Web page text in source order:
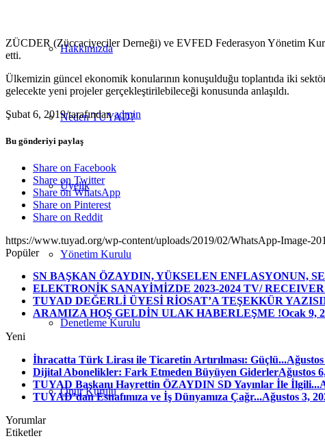
Hakkımızda
Neden TUYAD?
Üyelik
Yönetim Kurulu
Denetleme Kurulu
Onur Kurulu
ZÜCDER (Züccaciyeciler Derneği) ve EVFED Federasyon Yönetim
etti.
Ülkemizin güncel ekonomik konularının konuşulduğu toplantıda iki
gelecekte yeni projeler gerçekleştirilebileceği konusunda anlaşıldı.
Şubat 6, 2019/tarafındanadmin
Bu gönderiyi paylaş
Share on Facebook
Share on Twitter
Share on WhatsApp
Share on Pinterest
Share on Reddit
https://www.tuyad.org/wp-content/uploads/2019/02/WhatsApp-Image-
Popüler
SN BAŞKAN ÖZAYDIN, YÜKSELEN ENFLASYONUN,
ELEKTRONİK SANAYİMİZDE 2023-2024 TV/
TUYAD DEĞERLİ ÜYESİ RİOSAT’A TEŞEKKÜR
ARAMIZA HOŞ GELDİN ULAK HABERLEŞME !Ocak 9,
Yeni
İhracatta Türk Lirası ile Ticaretin Artırılması: Güçlü...
Dijital Abonelikler: Fark Etmeden Büyüyen GiderlerAğustos
TUYAD Başkanı Hayrettin ÖZAYDIN SD Yayınlar İle İlgili...
TUYAD’dan Esnafımıza ve İş Dünyamıza Çağr...Ağustos 3,
Yorumlar
Etiketler